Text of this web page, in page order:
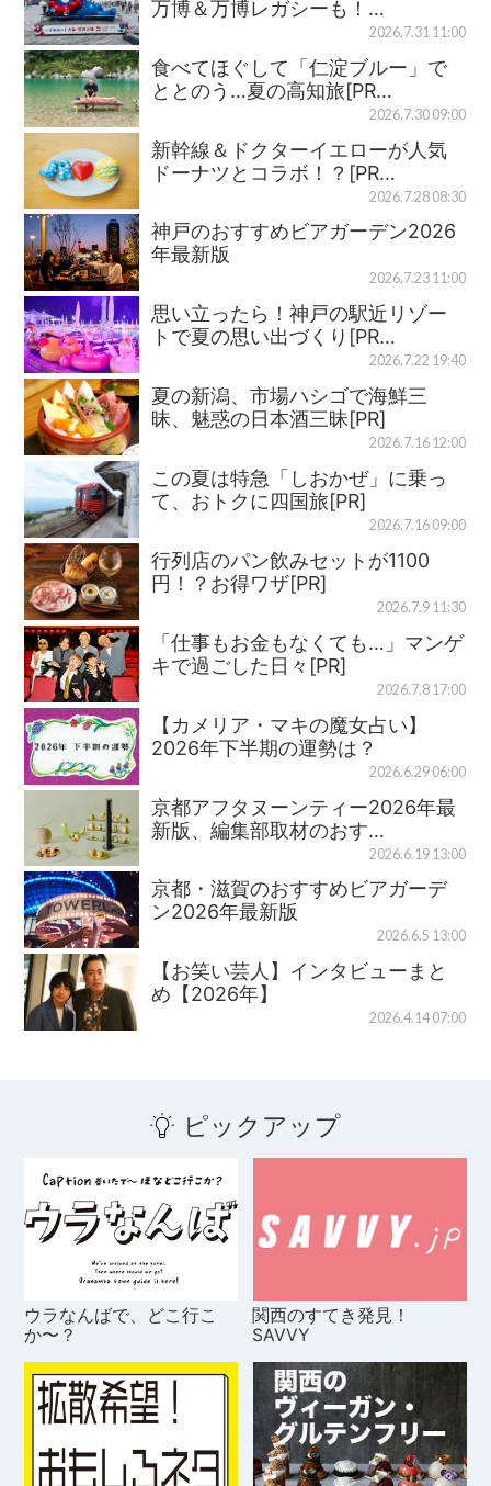
万博＆万博レガシーも！…
2026.7.31 11:00
食べてほぐして「仁淀ブルー」で
ととのう…夏の高知旅[PR…
2026.7.30 09:00
新幹線＆ドクターイエローが人気
ドーナツとコラボ！？[PR…
2026.7.28 08:30
神戸のおすすめビアガーデン2026
年最新版
2026.7.23 11:00
思い立ったら！神戸の駅近リゾー
トで夏の思い出づくり[PR…
2026.7.22 19:40
夏の新潟、市場ハシゴで海鮮三
昧、魅惑の日本酒三昧[PR]
2026.7.16 12:00
この夏は特急「しおかぜ」に乗っ
て、おトクに四国旅[PR]
2026.7.16 09:00
行列店のパン飲みセットが1100
円！？お得ワザ[PR]
2026.7.9 11:30
「仕事もお金もなくても…」マンゲ
キで過ごした日々[PR]
2026.7.8 17:00
【カメリア・マキの魔女占い】
2026年下半期の運勢は？
2026.6.29 06:00
京都アフタヌーンティー2026年最
新版、編集部取材のおす…
2026.6.19 13:00
京都・滋賀のおすすめビアガーデ
ン2026年最新版
2026.6.5 13:00
【お笑い芸人】インタビューまと
め【2026年】
2026.4.14 07:00
ピックアップ
ウラなんばで、どこ行こ
か〜？
関西のすてき発見！
SAVVY